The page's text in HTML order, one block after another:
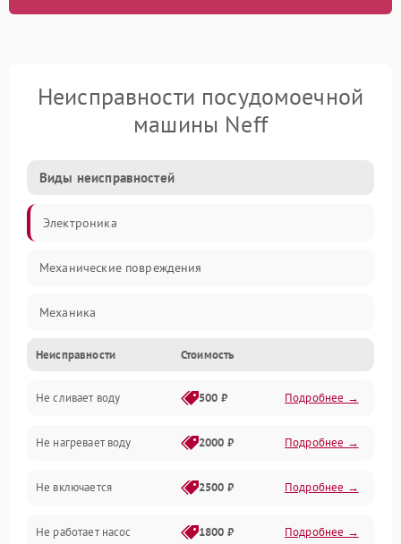
Неисправности посудомоечной
машины Neff
Виды неисправностей
Электроника
Механические повреждения
Механика
Управление
Электропитание
Датчики
Нагрев
Вода
Неисправности Стоимость
Не сливает воду 500 ₽ Подробнее →
Не нагревает воду 2000 ₽ Подробнее →
Не включается 2500 ₽ Подробнее →
Не работает насос 1800 ₽ Подробнее →